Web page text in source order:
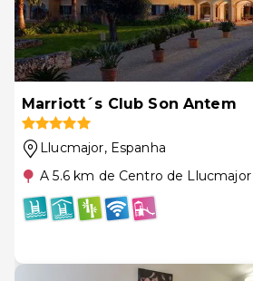
Marriott´s Club Son Antem
Llucmajor, Espanha
A 5.6 km de Centro de Llucmajor